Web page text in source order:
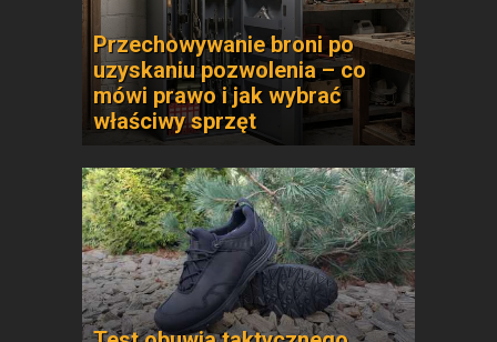
Przechowywanie broni po
uzyskaniu pozwolenia – co
mówi prawo i jak wybrać
właściwy sprzęt